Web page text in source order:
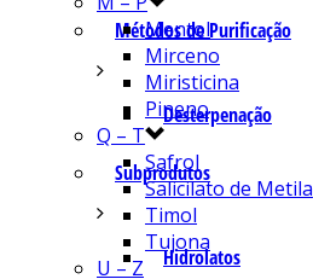
Métodos de Purificação
Desterpenação
Subprodutos
Hidrolatos
Mentol
Mirceno
Miristicina
Pineno
Q – T
Safrol
Salicilato de Metila
Timol
Tujona
U – Z